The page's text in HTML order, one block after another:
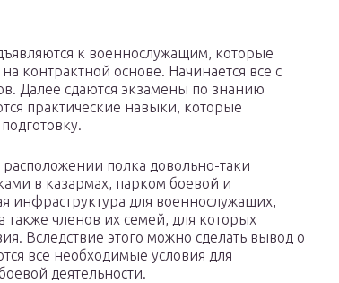
к военнослужащим, которые
контрактной основе. Начинается все с
Далее сдаются экзамены по знанию
практические навыки, которые
полка довольно-таки
в казармах, парком боевой и
инфраструктура для военнослужащих,
также членов их семей, для которых
Вследствие этого можно сделать вывод о
все необходимые условия для
деятельности.